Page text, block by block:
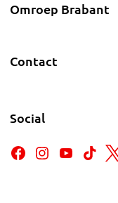
Omroep Brabant
Contact
Social